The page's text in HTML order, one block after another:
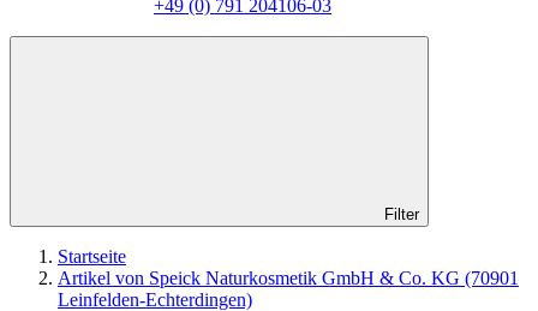
+49 (0) 791 204106-03
Filter
Startseite
Artikel von Speick Naturkosmetik GmbH & Co. KG (70901
Leinfelden-Echterdingen)